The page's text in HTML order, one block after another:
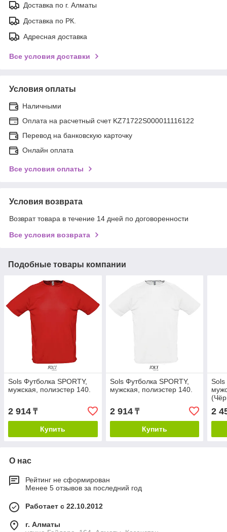
Доставка по г. Алматы
Доставка по РК.
Адресная доставка
Все условия доставки
Условия оплаты
Наличными
Оплата на расчетный счет KZ71722S000011116122
Перевод на банковскую карточку
Онлайн оплата
Все условия оплаты
Условия возврата
Возврат товара в течение 14 дней по договоренности
Все условия возврата
Подобные товары компании
Sols Футболка SPORTY,
мужская, полиэстер 140.
2 914 ₸
Купить
Sols Футболка SPORTY,
мужская, полиэстер 140.
2 914₸
Купить
Sols
2
О нас
Рейтинг не сформирован
Менее 5 отзывов за последний год
Работает с 22.10.2012
г. Алматы